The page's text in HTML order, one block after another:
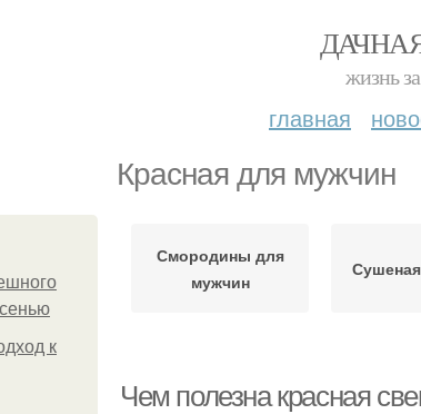
жизнь
главная
Красная для мужчин
к
Смородины для
мужчин
Чем полезна красная